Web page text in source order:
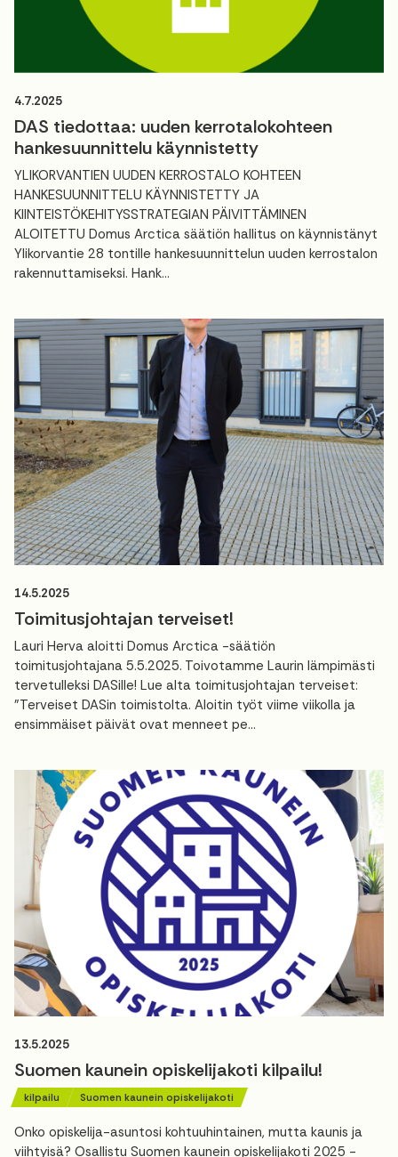
4.7.2025
DAS tiedottaa: uuden kerrotalokohteen
hankesuunnittelu käynnistetty
YLIKORVANTIEN UUDEN KERROSTALO KOHTEEN
HANKESUUNNITTELU KÄYNNISTETTY JA
KIINTEISTÖKEHITYSSTRATEGIAN PÄIVITTÄMINEN
ALOITETTU Domus Arctica säätiön hallitus on käynnistänyt
Ylikorvantie 28 tontille hankesuunnittelun uuden kerrostalon
rakennuttamiseksi. Hank...
14.5.2025
Toimitusjohtajan terveiset!
Lauri Herva aloitti Domus Arctica -säätiön
toimitusjohtajana 5.5.2025. Toivotamme Laurin lämpimästi
tervetulleksi DASille! Lue alta toimitusjohtajan terveiset:
"Terveiset DASin toimistolta. Aloitin työt viime viikolla ja
ensimmäiset päivät ovat menneet pe...
13.5.2025
Suomen kaunein opiskelijakoti kilpailu!
kilpailu Suomen kaunein opiskelijakoti
Onko opiskelija-asuntosi kohtuuhintainen, mutta kaunis ja
viihtyisä? Osallistu Suomen kaunein opiskelijakoti 2025 -